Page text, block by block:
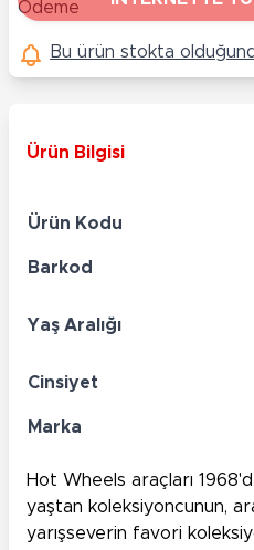
Bu ürün stokta
Ürün Bilgisi
Ürün Kodu
Barkod
Yaş Aralığı
Cinsiyet
Marka
Hot Wheels araçları
yaştan koleksiyoncunun,
yarışseverin favori